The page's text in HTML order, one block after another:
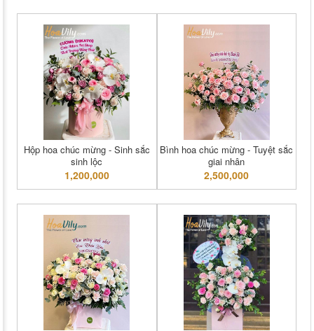
Hộp hoa chúc mừng - Sinh sắc
sinh lộc
1,200,000
Bình hoa chúc mừng - Tuyệt sắc
giai nhân
2,500,000